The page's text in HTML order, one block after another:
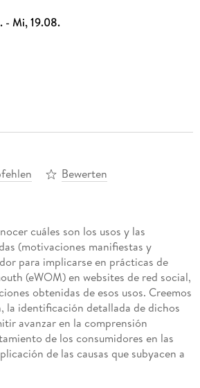
- Mi, 19.08.
Bewerten
cuáles son los usos y las
(motivaciones manifiestas y
para implicarse en prácticas de
(eWOM) en websites de red social,
obtenidas de esos usos. Creemos
la identificación detallada de dichos
avanzar en la comprensión
de los consumidores en las
de las causas que subyacen a